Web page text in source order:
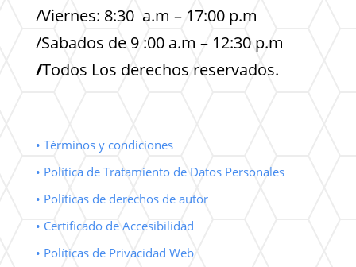
/Viernes: 8:30 a.m – 17:00 p.m
/Sabados de 9 :00 a.m – 12:30 p.m
/Todos Los derechos reservados.
• Términos y condiciones
• Política de Tratamiento de Datos Personales
• Políticas de derechos de autor
• Certificado de Accesibilidad
• Políticas de Privacidad Web